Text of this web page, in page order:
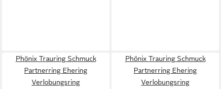
Phönix Trauring Schmuck
Partnerring Ehering
Verlobungsring
Phönix Trauring Schmuck
Partnerring Ehering
Verlobungsring